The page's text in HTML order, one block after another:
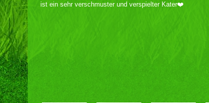
ist ein sehr verschmuster und verspielter Kater❤️